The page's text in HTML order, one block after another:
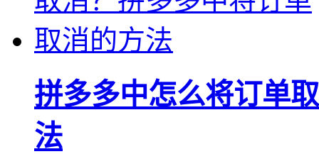
拼多多中怎么将订单
法